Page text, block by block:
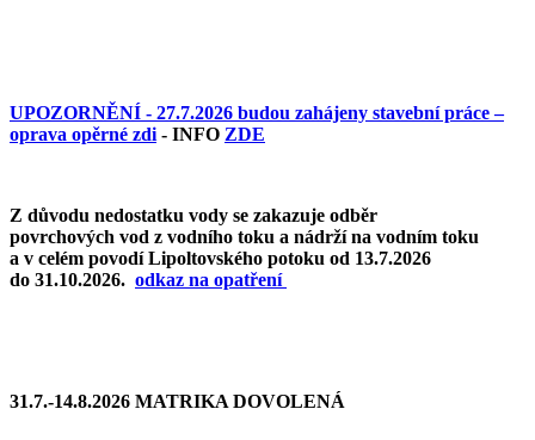
UPOZORNĚNÍ - 27.7.2026 budou zahájeny stavební práce –
oprava opěrné zdi - INFO ZDE
Z důvodu nedostatku vody se zakazuje odběr
povrchových vod z vodního toku a nádrží na vodním toku
a v celém povodí Lipoltovského potoku od 13.7.2026
do 31.10.2026. odkaz na opatření
31.7.-14.8.2026 MATRIKA DOVOLENÁ